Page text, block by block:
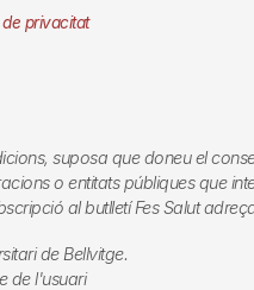
privacitat
suposa que doneu el
o entitats públiques que
al butlletíFes Salut
de Bellvitge.
de l'usuari